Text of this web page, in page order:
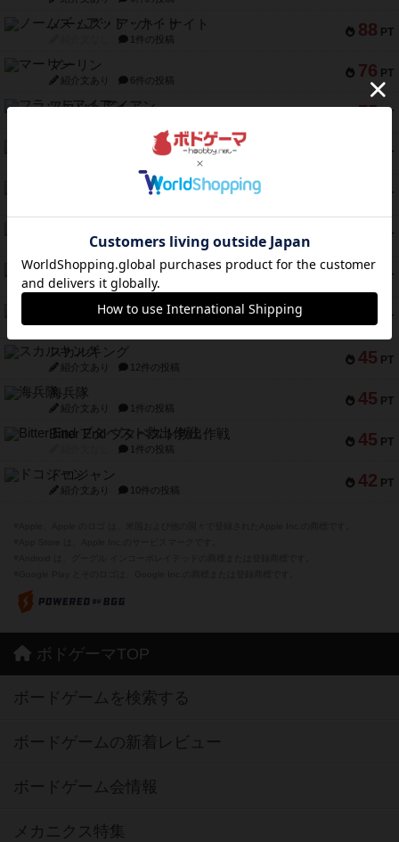
88 PT
ノームズ・アット・ナイト
1件の投稿
76 PT
マーリン
紹介文あり 6件の投稿
75 PT
フラットアイアン
PT
トランスオリエント・エクスプレス
PT
アンブッシュ！：ムーブアウト！
PT
紹介文なし 2件の投稿
46 PT
ガルフストライク
紹介文あり 1件の投稿
PT
エコーズ・オブ・タイム
紹介文なし 8件の投稿
45 PT
スカルキング
紹介文あり 12件の投稿
45 PT
海兵隊
紹介文あり 1件の投稿
45 PT
Bitter End ブタペスト救出作戦
1件の投稿
42 PT
ドコジャン
紹介文あり 10件の投稿
ボドゲーマTOP
ボードゲームを検索する
ボードゲームの新着レビュー
ボードゲーム会情報
メカニクス特集